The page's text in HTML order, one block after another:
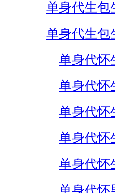
单身代生包
单身代生包
单身代怀
单身代怀
单身代怀
单身代怀
单身代怀
单身代怀